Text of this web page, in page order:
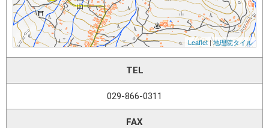
TEL
029-866-0311
FAX